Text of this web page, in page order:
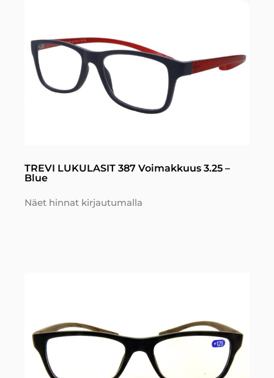
TREVI LUKULASIT 387 Voimakkuus 3.25 –
Blue
Näet hinnat kirjautumalla